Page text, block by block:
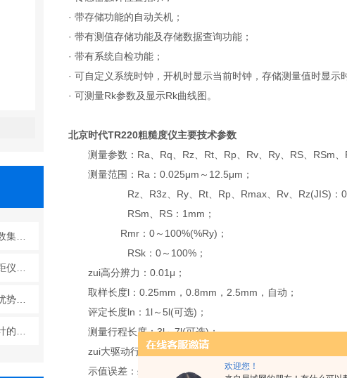
欢迎您！
进口水质分析仪的多参数集成检测技术与系统维护策略
进口里氏硬度计的核心优势：精度、耐用性与多功能性
· 带存储功能的自动关机；
· 带有测值存储功能及存储数据查询功能；
· 带有系统自检功能；
· 可自定义系统时钟，开机时显示当前时钟，存储测量值时显示
· 可测量Rk参数及显示Rk曲线图。
北京时代TR220粗糙度仪主要技术参数
测量参数：Ra、Rq、Rz、Rt、Rp、Rv、Ry、RS、RSm、
测量范围：Ra：0.025μm～12.5μm；
Rz、R3z、Ry、Rt、Rp、Rmax、Rv、Rz(JIS)：
RSm、RS：1mm；
Rmr：0～100%(%Ry)；
RSk：0～100%；
zui高分辨力：0.01μ；
取样长度l：0.25mm，0.8mm，2.5mm，自动；
评定长度ln：1l～5l(可选)；
测量行程长度：3l～7l(可选)；
zui大驱动行程：17.5mm/0.71inch
示值误差：≤±10%；